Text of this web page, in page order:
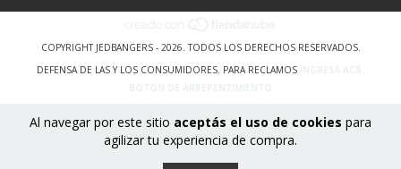
Al navegar por este sitio aceptás el uso de cookies para
agilizar tu experiencia de compra.
COPYRIGHT JEDBANGERS - 2026. TODOS LOS DERECHOS RESERVADOS.
DEFENSA DE LAS Y LOS CONSUMIDORES. PARA RECLAMOS